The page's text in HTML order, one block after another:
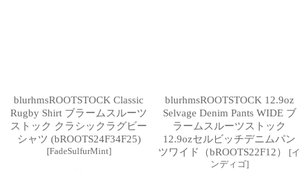
blurhmsROOTSTOCK Classic
Rugby Shirt ブラームスルーツ
ストック クラシックラグビー
シャツ (bROOTS24F34F25)
[FadeSulfurMint]
blurhmsROOTSTOCK 12.9oz
Selvage Denim Pants WIDE ブ
ラームスルーツストック
12.9ozセルビッチデニムパン
ツワイド（bROOTS22F12）
[イ
ンディゴ]